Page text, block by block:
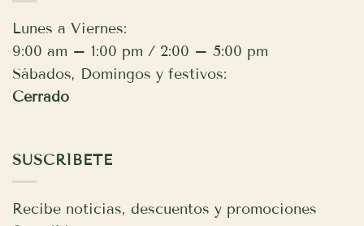
Lunes a Viernes:
9:00 am – 1:00 pm / 2:00 – 5:00 pm
Sábados, Domingos y festivos:
Cerrado
SUSCRÍBETE
Recibe noticias, descuentos y promociones